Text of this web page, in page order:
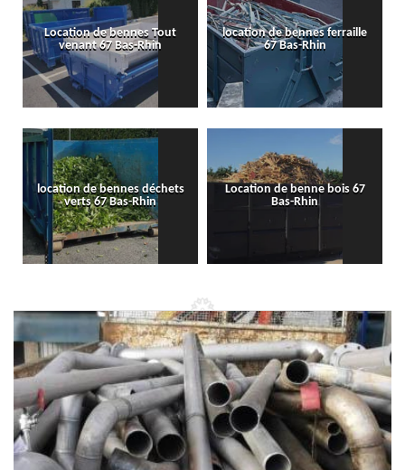
Location de bennes Tout
venant 67 Bas-Rhin
location de bennes ferraille
67 Bas-Rhin
location de bennes déchets
verts 67 Bas-Rhin
Location de benne bois 67
Bas-Rhin